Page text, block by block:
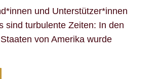
und Unterstützer*innen
sind turbulente Zeiten: In den
von Amerika wurde